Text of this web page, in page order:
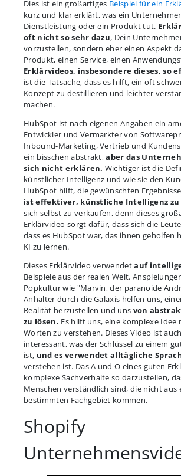
Dies ist ein großartiges Beispiel für ein
kurz und klar erklärt, was ein
Dienstleistung oder ein Produkt tut.
oft nicht so sehr dazu, Dein
vorzustellen, sondern eher einen Aspekt
Produkt, einen Service, einen
Erklärvideos, insbesondere dieses, so
ist die Tatsache, dass es hilft, ein oft
Konzept zu destillieren und leichter
machen.
HubSpot ist nach eigenen Angaben ein
Entwickler und Vermarkter von
Inbound-Marketing, Vertrieb und
ein bisschen abstrakt,aber das
sich nicht erklären. Wichtiger ist die
künstlicher Intelligenz und wie sie den
HubSpot hilft, die gewünschten
ist effektiver, künstliche Intelligenz
sich selbst zu verkaufen, denn dieses
Erklärvideo sorgt dafür, dass sich die
dass es HubSpot war, das ihnen geholfen
KI zu lernen.
Dieses Erklärvideo verwendetauf
Beispiele aus der realen Welt.
Popkultur wie "Marvin, der paranoide
Anhalter durch die Galaxis helfen uns,
Realität herzustellen und uns von
zu lösen. Es hilft uns, eine komplexe Idee
Worten zu verstehen. Dieses Video ist
interessant, was der Schlüssel zu einem
ist, und es verwendet alltägliche
verstehen ist. Das A und O eines guten
komplexe Sachverhalte so darzustellen,
Menschen verständlich sind, die nicht aus
bestimmten Fachgebiet kommen.
Shopify